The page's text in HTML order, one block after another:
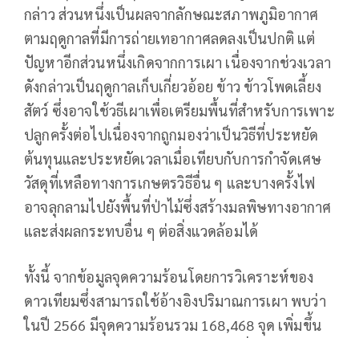
กล่าว ส่วนหนึ่งเป็นผลจากลักษณะสภาพภูมิอากาศ
ตามฤดูกาลที่มีการถ่ายเทอากาศลดลงเป็นปกติ แต่
ปัญหาอีกส่วนหนึ่งเกิดจากการเผา เนื่องจากช่วงเวลา
ดังกล่าวเป็นฤดูกาลเก็บเกี่ยวอ้อย ข้าว ข้าวโพดเลี้ยง
สัตว์ ซึ่งอาจใช้วธีเผาเพื่อเตรียมพื้นที่สำหรับการเพาะ
ปลูกครั้งต่อไปเนื่องจากถูกมองว่าเป็นวิธีที่ประหยัด
ต้นทุนและประหยัดเวลาเมื่อเทียบกับการกำจัดเศษ
วัสดุที่เหลือทางการเกษตรวิธีอื่น ๆ และบางครั้งไฟ
อาจลุกลามไปยังพื้นที่ป่าไม้ซึ่งสร้างมลพิษทางอากาศ
และส่งผลกระทบอื่น ๆ ต่อสิ่งแวดล้อมได้
ทั้งนี้ จากข้อมูลจุดความร้อนโดยการวิเคราะห์ของ
ดาวเทียมซึ่งสามารถใช้อ้างอิงปริมาณการเผา พบว่า
ในปี 2566 มีจุดความร้อนรวม 168,468 จุด เพิ่มขึ้น